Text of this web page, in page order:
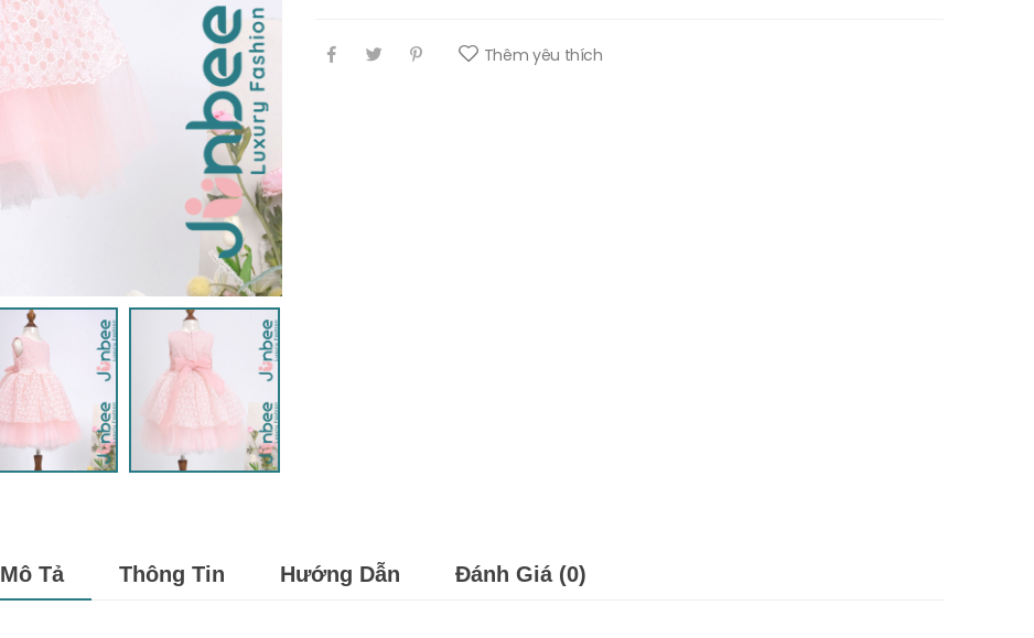
Thêm yêu thích
Mô Tả Thông Tin Hướng Dẫn Đánh Giá (0)